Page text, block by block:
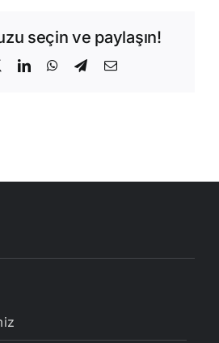
seçin ve paylaşın!
X LinkedInWhatsApp
Telegram
E-